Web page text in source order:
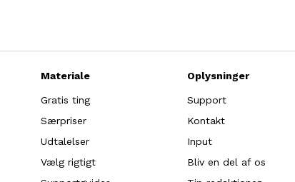
Materiale
Gratis ting
Særpriser
Udtalelser
Vælg rigtigt
Oplysninger
Support
Kontakt
Input
Bliv en del af os